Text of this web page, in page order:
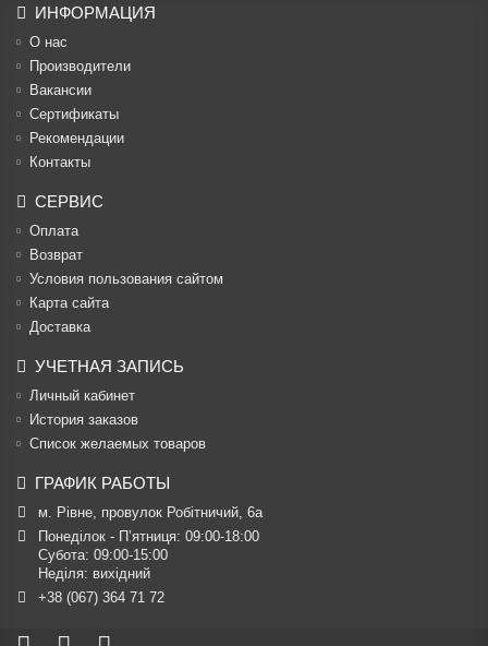
ИНФОРМАЦИЯ
О нас
Производители
Вакансии
Cертификаты
Рекомендации
Контакты
СЕРВИС
Оплата
Возврат
Условия пользования сайтом
Карта сайта
Доставка
УЧЕТНАЯ ЗАПИСЬ
Личный кабинет
История заказов
Список желаемых товаров
ГРАФИК РАБОТЫ
м. Рівне, провулок Робітничий, 6а
Понеділок - П’ятниця: 09:00-18:00
Субота: 09:00-15:00
Неділя: вихідний
+38 (067) 364 71 72